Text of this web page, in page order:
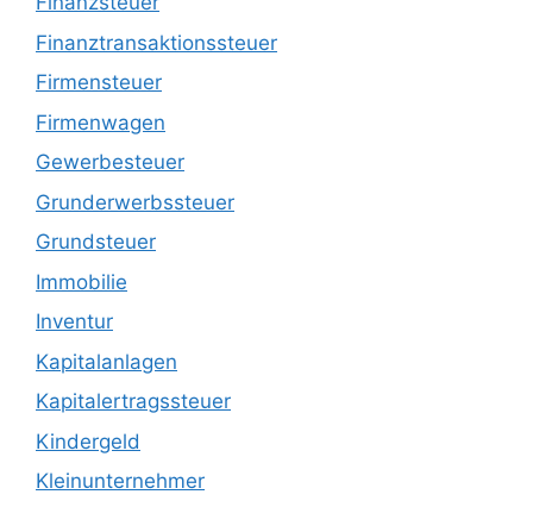
Finanztransaktionssteuer
Firmensteuer
Firmenwagen
Gewerbesteuer
Grunderwerbssteuer
Grundsteuer
Immobilie
Inventur
Kapitalanlagen
Kapitalertragssteuer
Kindergeld
Kleinunternehmer